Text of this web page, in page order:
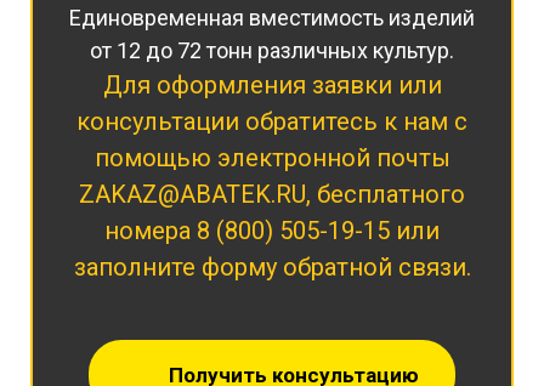
Единовременная вместимость изделий
от 12 до 72 тонн различных культур.
Для оформления заявки или
консультации обратитесь к нам с
помощью электронной почты
ZAKAZ@ABATEK.RU, бесплатного
номера 8 (800) 505-19-15 или
заполните форму обратной связи.
Получить консультацию